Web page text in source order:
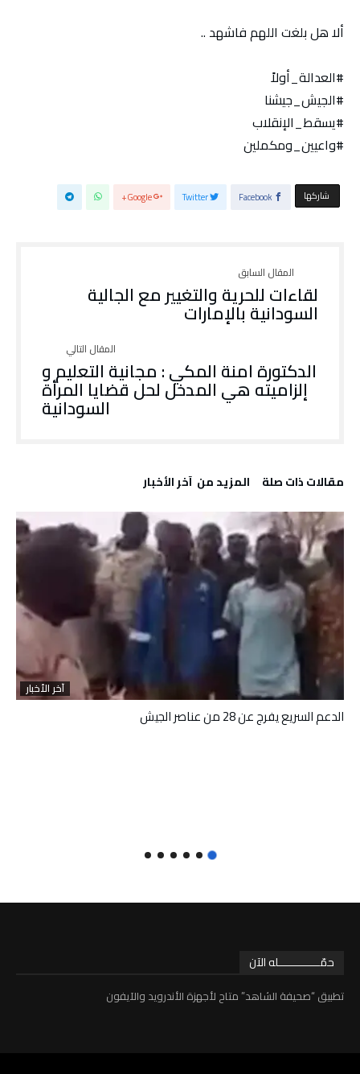
ألا هل بلغت اللهم فاشهد ..
#العدالة_أولاً
#الجيش_جيشنا
#يسقط_الإنقلاب
#واعيين_ومكملين
‫‫ شاركها‬ Facebook
Twitter
Google+
لقاءات للحرية والتغيير مع الجالية
السودانية بالإمارات
الدكتورة امنة المكي : مجانية التعليم و
إلزاميته هي المدخل لحل قضايا المرأة
السودانية
‫مقالات ذات صلة‬ ‫المزيد من ‬ آخر الأخبار
آخر الأخبار
الدعم السريع يفرج عن 28 من عناصر الجيش
حمّـــــــــــــله الآن
تطبيق “صحيفة الشاهد” متاح لأجهزة الأندرويد والآيفون